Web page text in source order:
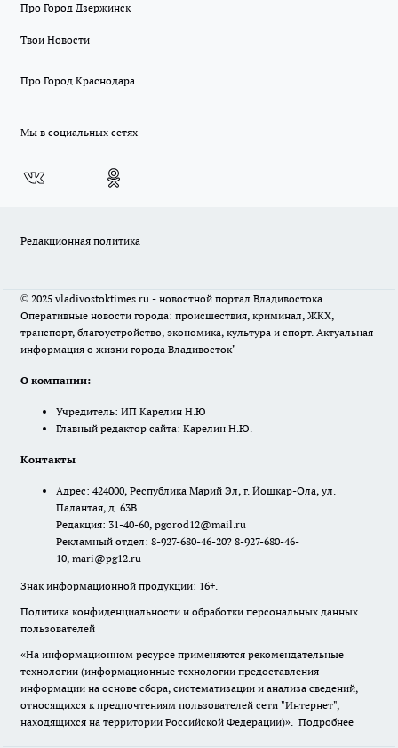
Про Город Дзержинск
Твои Новости
Про Город Краснодара
Мы в социальных сетях
Редакционная политика
© 2025 vladivostoktimes.ru - новостной портал Владивостока.
Оперативные новости города: происшествия, криминал, ЖКХ,
транспорт, благоустройство, экономика, культура и спорт. Актуальная
информация о жизни города Владивосток"
О компании:
Учредитель: ИП Карелин Н.Ю
Главный редактор сайта: Карелин Н.Ю.
Контакты
Адрес: 424000, Республика Марий Эл, г. Йошкар-Ола, ул.
Палантая, д. 63В
Редакция: 31-40-60, pgorod12@mail.ru
Рекламный отдел: 8-927-680-46-20? 8-927-680-46-
10, mari@pg12.ru
Знак информационной продукции: 16+.
Политика конфиденциальности и обработки персональных данных
пользователей
«На информационном ресурсе применяются рекомендательные
технологии (информационные технологии предоставления
информации на основе сбора, систематизации и анализа сведений,
относящихся к предпочтениям пользователей сети "Интернет",
находящихся на территории Российской Федерации)». Подробнее